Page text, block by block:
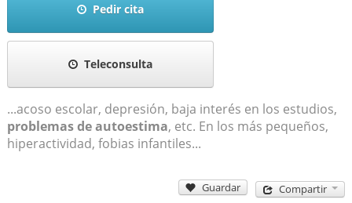
Pedir cita
Teleconsulta
...acoso escolar, depresión, baja interés en los estudios,
problemas de autoestima, etc. En los más pequeños,
hiperactividad, fobias infantiles...
Guardar Compartir